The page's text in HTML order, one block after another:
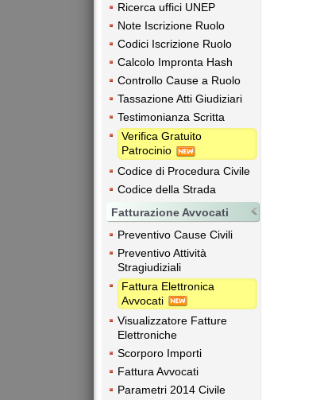
Ricerca uffici UNEP
Note Iscrizione Ruolo
Codici Iscrizione Ruolo
Calcolo Impronta Hash
Controllo Cause a Ruolo
Tassazione Atti Giudiziari
Testimonianza Scritta
Verifica Gratuito
Patrocinio
Codice di Procedura Civile
Codice della Strada
Fatturazione Avvocati
Preventivo Cause Civili
Preventivo Attività
Stragiudiziali
Fattura Elettronica
Avvocati
Visualizzatore Fatture
Elettroniche
Scorporo Importi
Fattura Avvocati
Parametri 2014 Civile